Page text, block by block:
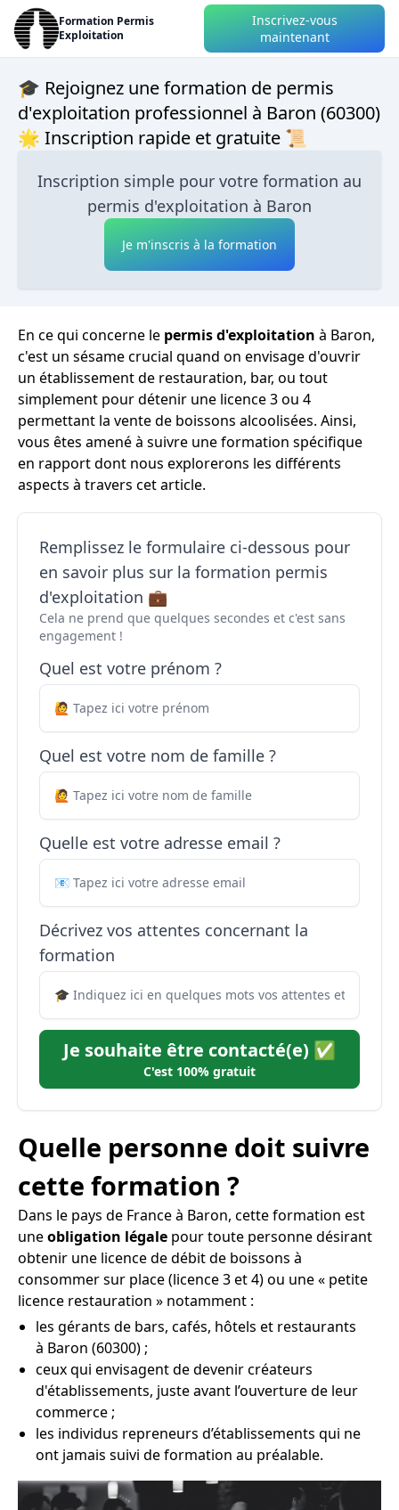
Formation Permis
Exploitation
Inscrivez-vous
maintenant
🎓 Rejoignez une formation de permis
d'exploitation professionnel à Baron (60300)
🌟 Inscription rapide et gratuite 📜
Inscription simple pour votre formation au
permis d'exploitation à Baron
Je m'inscris à la formation
En ce qui concerne le permis d'exploitation à Baron,
c'est un sésame crucial quand on envisage d'ouvrir
un établissement de restauration, bar, ou tout
simplement pour détenir une licence 3 ou 4
permettant la vente de boissons alcoolisées. Ainsi,
vous êtes amené à suivre une formation spécifique
en rapport dont nous explorerons les différents
aspects à travers cet article.
Remplissez le formulaire ci-dessous pour
en savoir plus sur la formation permis
d'exploitation 💼
Cela ne prend que quelques secondes et c'est sans
engagement !
Quel est votre prénom ?
Quel est votre nom de famille ?
Quelle est votre adresse email ?
Décrivez vos attentes concernant la
formation
Je souhaite être contacté(e) ✅
C'est 100% gratuit
Quelle personne doit suivre
cette formation ?
Dans le pays de France à Baron, cette formation est
uneobligation légale pour toute personne désirant
obtenir une licence de débit de boissons à
consommer sur place (licence 3 et 4) ou une « petite
licence restauration » notamment :
les gérants de bars, cafés, hôtels et restaurants
à Baron (60300) ;
ceux qui envisagent de devenir créateurs
d'établissements, juste avant l’ouverture de leur
commerce ;
les individus repreneurs d’établissements qui ne
ont jamais suivi de formation au préalable.